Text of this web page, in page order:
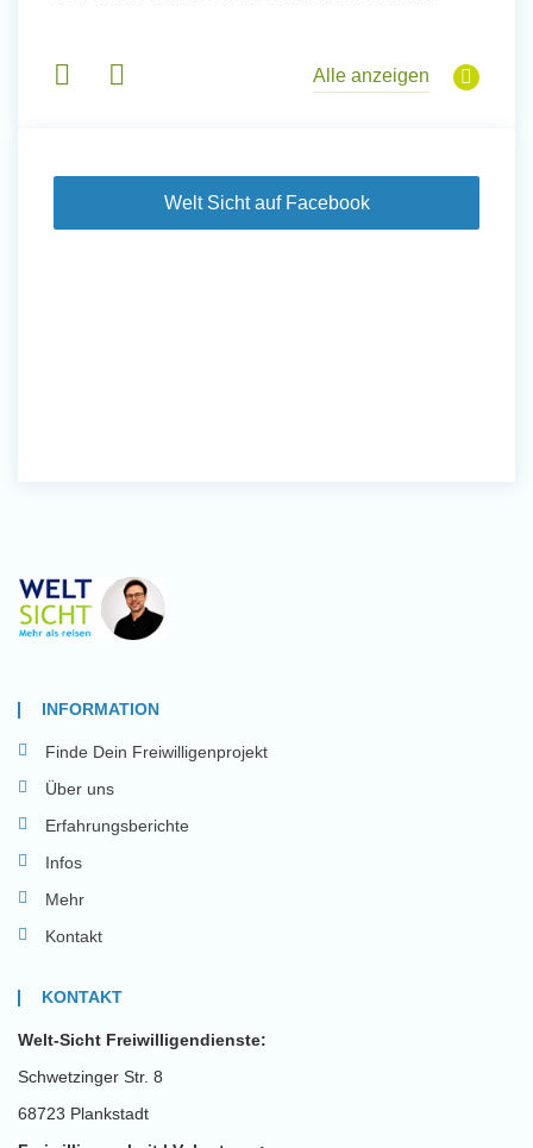
Alle anzeigen
Welt Sicht auf Facebook
INFORMATION
Finde Dein Freiwilligenprojekt
Über uns
Erfahrungsberichte
Infos
Mehr
Kontakt
KONTAKT
Welt-Sicht Freiwilligendienste:
Schwetzinger Str. 8
68723 Plankstadt